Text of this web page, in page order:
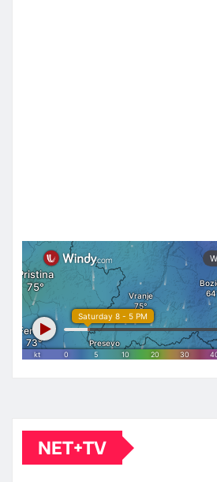
NET+TV